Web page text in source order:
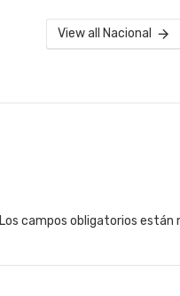
View all Nacional
Los campos obligatorios están